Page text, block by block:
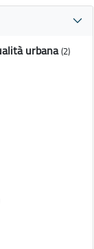
urbana (2)